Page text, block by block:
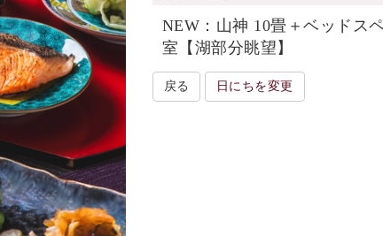
NEW：山神 10畳＋ベッドス
室【湖部分眺望】
戻る 日にちを変更